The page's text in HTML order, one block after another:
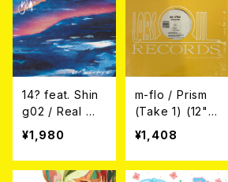
14? feat. Shin
g02 / Real Wit
h You (7"EP)
¥1,980
m-flo / Prism
(Take 1) (12"E
P)
¥1,408